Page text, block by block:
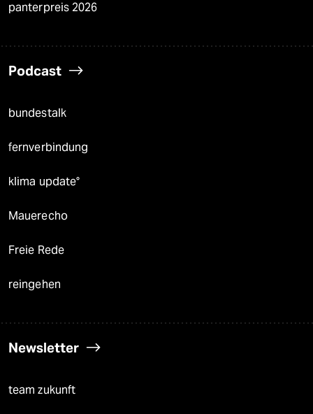
panterpreis 2026
Podcast
bundestalk
fernverbindung
klima update°
Mauerecho
Freie Rede
reingehen
Newsletter
team zukunft